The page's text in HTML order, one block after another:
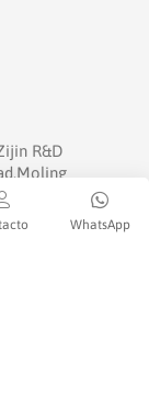
R&D
WhatsApp